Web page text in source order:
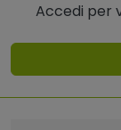
Accedi per